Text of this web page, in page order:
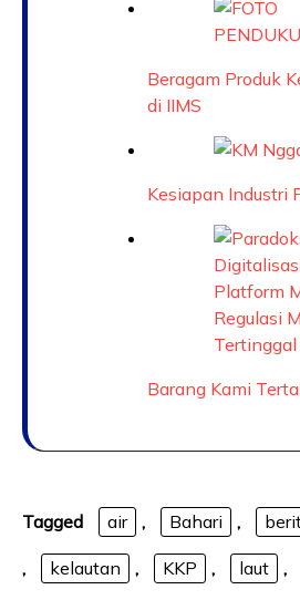
Beragam Produk
di IIMS
Kesiapan Industri
Barang Kami
Tagged air , Bahari ,
, kelautan , KKP , laut ,